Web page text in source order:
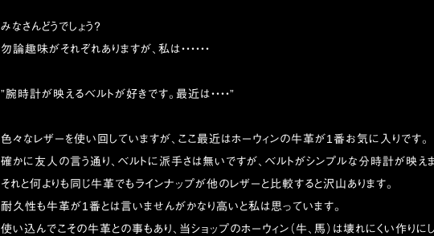
みなさんどうでしょう？
勿論趣味がそれぞれありますが、私は・・・・・・
”腕時計が映えるベルトが好きです。最近は・・・・”
色々なレザーを使い回していますが、ここ最近はホーウィンの牛革が1番お気に入りです。
確かに友人の言う通り、ベルトに派手さは無いですが、ベルトがシンプルな分時計が映えま
それと何よりも同じ牛革でもラインナップが他のレザーと比較すると沢山あります。
耐久性も牛革が1番とは言いませんがかなり高いと私は思っています。
使い込んでこその牛革との事もあり、当ショップのホーウィン（牛、馬）は壊れにくい作りに